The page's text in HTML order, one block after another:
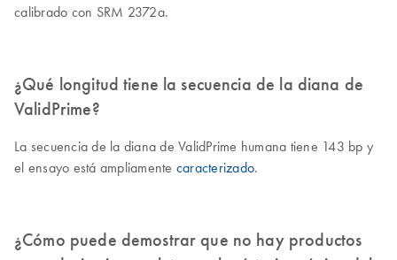
calibrado con SRM 2372a.
¿Qué longitud tiene la secuencia de la diana de
ValidPrime?
La secuencia de la diana de ValidPrime humana tiene 143 bp y
el ensayo está ampliamente caracterizado.
¿Cómo puede demostrar que no hay productos